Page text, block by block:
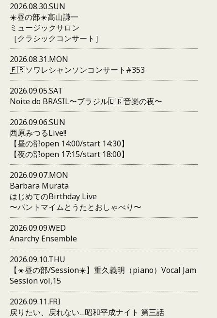
2026.08.30.SUN
☀️昼の部☀️高山謙一
ミュージックサロン
［クラシックコンサート］
2026.08.31.MON
🇫🇷ソワレシャンソンコンサート#353
2026.09.05.SAT
Noite do BRASIL〜ブラジル🇧🇷音楽の夜〜
2026.09.06.SUN
西原みつるLive!!
【昼の部open 14:00/start 14:30】
【夜の部open 17:15/start 18:00】
2026.09.07.MON
Barbara Murata
はじめてのBirthday Live
〜パントマイムとうたとおしゃべり〜
2026.09.09.WED
Anarchy Ensemble
2026.09.10.THU
【☀️昼の部/Session☀️】重久義明（piano）Vocal Jam
Session vol,15
2026.09.11.FRI
戻りたい、戻れない…昭和平成ナイト 第三話